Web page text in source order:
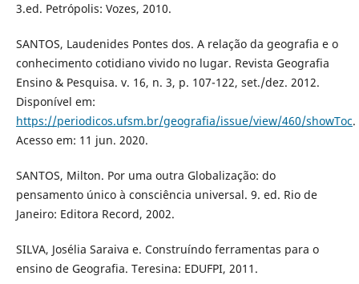
3.ed. Petrópolis: Vozes, 2010.
SANTOS, Laudenides Pontes dos. A relação da geografia e o
conhecimento cotidiano vivido no lugar. Revista Geografia
Ensino & Pesquisa. v. 16, n. 3, p. 107-122, set./dez. 2012.
Disponível em:
https://periodicos.ufsm.br/geografia/issue/view/460/showToc.
Acesso em: 11 jun. 2020.
SANTOS, Milton. Por uma outra Globalização: do
pensamento único à consciência universal. 9. ed. Rio de
Janeiro: Editora Record, 2002.
SILVA, Josélia Saraiva e. Construíndo ferramentas para o
ensino de Geografia. Teresina: EDUFPI, 2011.